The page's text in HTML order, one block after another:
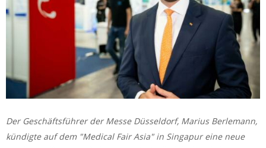
Der Geschäftsführer der Messe Düsseldorf, Marius Berlemann,
kündigte auf dem "Medical Fair Asia" in Singapur eine neue